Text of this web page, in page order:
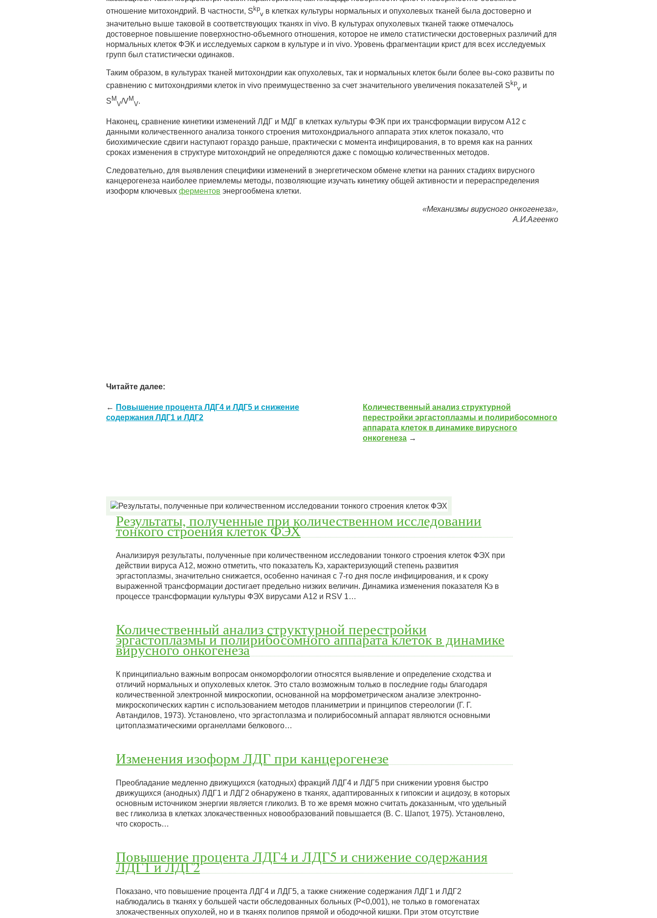
отношение митохондрий. В частности, Skp
v в клетках культуры нормальных и опухолевых тканей была достоверно и
значительно выше таковой в соответствующих тканях in vivo. В культурах опухолевых тканей также отмечалось
достоверное повышение поверхностно-объемного отношения, которое не имело статистически достоверных различий для
нормальных клеток ФЭК и исследуемых сарком в культуре и in vivo. Уровень фрагментации крист для всех исследуемых
групп был статистически одинаков.
Таким образом, в культурах тканей митохондрии как опухолевых, так и нормальных клеток были более вы-соко развиты по
сравнению с митохондриями клеток in vivo преимущественно за счет значительного увеличения показателей S kp
v и
SM
V/VM
V.
Наконец, сравнение кинетики изменений ЛДГ и МДГ в клетках культуры ФЭК при их трансформации вирусом А12 с
данными количественного анализа тонкого строения митохондриального аппарата этих клеток показало, что
биохимические сдвиги наступают гораздо раньше, практически с момента инфицирования, в то время как на ранних
сроках изменения в структуре митохондрий не определяются даже с помощью количественных методов.
Следовательно, для выявления специфики изменений в энергетическом обмене клетки на ранних стадиях вирусного
канцерогенеза наиболее приемлемы методы, позволяющие изучать кинетику общей активности и перераспределения
изоформ ключевых ферментов энергообмена клетки.
«Механизмы вирусного онкогенеза»,
А.И.Агеенко
Читайте далее:
← Повышение процента ЛДГ4 и ЛДГ5 и снижение
содержания ЛДГ1 и ЛДГ2
Количественный анализ структурной
перестройки эргастоплазмы и полирибосомного
аппарата клеток в динамике вирусного
онкогенеза →
Результаты, полученные при количественном исследовании
тонкого строения клеток ФЭХ
Анализируя результаты, полученные при количественном исследовании тонкого строения клеток ФЭХ при
действии вируса А12, можно отметить, что показатель Кэ, характеризующий степень развития
эргастоплазмы, значительно снижается, особенно начиная с 7-го дня после инфицирования, и к сроку
выраженной трансформации достигает предельно низких величин. Динамика изменения показателя Кэ в
процессе трансформации культуры ФЭХ вирусами А12 и RSV 1…
Количественный анализ структурной перестройки
эргастоплазмы и полирибосомного аппарата клеток в динамике
вирусного онкогенеза
К принципиально важным вопросам онкоморфологии относятся выявление и определение сходства и
отличий нормальных и опухолевых клеток. Это стало возможным только в последние годы благодаря
количественной электронной микроскопии, основанной на морфометрическом анализе электронно-
микроскопических картин с использованием методов планиметрии и принципов стереологии (Г. Г.
Автандилов, 1973). Установлено, что эргастоплазма и полирибосомный аппарат являются основными
цитоплазматическими органеллами белкового…
Изменения изоформ ЛДГ при канцерогенезе
Преобладание медленно движущихся (катодных) фракций ЛДГ4 и ЛДГ5 при снижении уровня быстро
движущихся (анодных) ЛДГ1 и ЛДГ2 обнаружено в тканях, адаптированных к гипоксии и ацидозу, в которых
основным источником энергии является гликолиз. В то же время можно считать доказанным, что удельный
вес гликолиза в клетках злокачественных новообразований повышается (В. С. Шапот, 1975). Установлено,
что скорость…
Повышение процента ЛДГ4 и ЛДГ5 и снижение содержания
ЛДГ1 и ЛДГ2
Показано, что повышение процента ЛДГ4 и ЛДГ5, а также снижение содержания ЛДГ1 и ЛДГ2
наблюдались в тканях у большей части обследованных больных (Р<0,001), не только в гомогенатах
злокачественных опухолей, но и в тканях полипов прямой и ободочной кишки. При этом отсутствие